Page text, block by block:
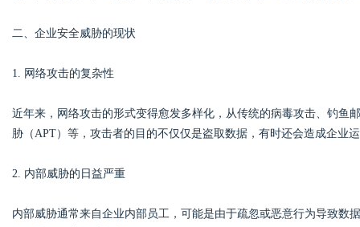
二、企业安全威胁的现状
1. 网络攻击的复杂性
近年来，网络攻击的形式变得愈发多样化，从传统的病毒攻击、钓鱼
胁（APT）等，攻击者的目的不仅仅是盗取数据，有时还会造成企业
2. 内部威胁的日益严重
内部威胁通常来自企业内部员工，可能是由于疏忽或恶意行为导致数